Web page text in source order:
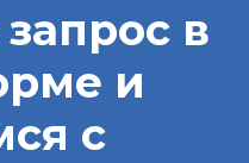
в
и
с